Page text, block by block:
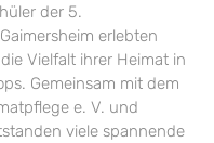
der 5.
erlebten
Vielfalt ihrer Heimat in
Gemeinsam mit dem
e. V. und
viele spannende